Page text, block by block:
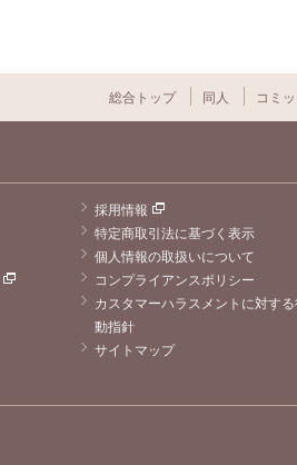
総合トップ 同人 コミ
採用情報
特定商取引法に基づく表示
個人情報の取扱いについて
コンプライアンスポリシー
カスタマーハラスメントに対す
動指針
サイトマップ